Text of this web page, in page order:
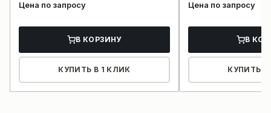
Цена по запросу
В КОРЗИНУ
КУПИТЬ В 1 КЛИК
Цена по запросу
В
КУПИТЬ В